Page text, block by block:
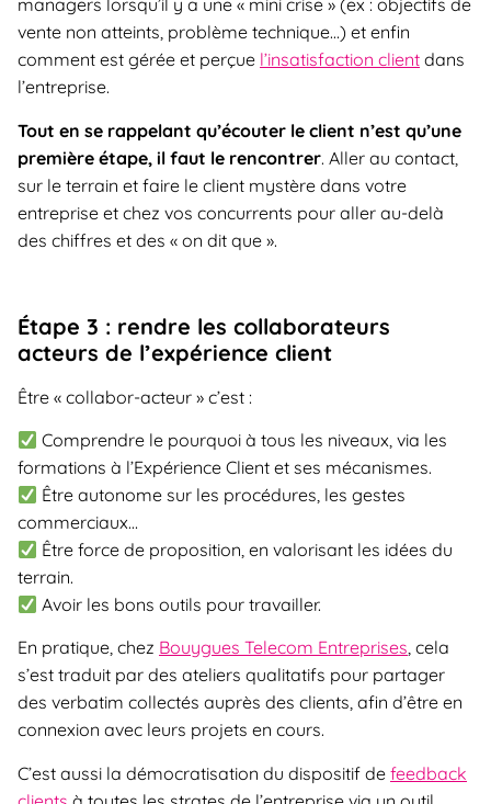
managers lorsqu’il y a une « mini crise » (ex : objectifs de
vente non atteints, problème technique…) et enfin
comment est gérée et perçue l’insatisfaction client dans
l’entreprise.
Tout en se rappelant qu’écouter le client n’est qu’une
première étape, il faut le rencontrer. Aller au contact,
sur le terrain et faire le client mystère dans votre
entreprise et chez vos concurrents pour aller au-delà
des chiffres et des « on dit que ».
Étape 3 : rendre les collaborateurs
acteurs de l’expérience client
Être « collabor-acteur » c’est :
Comprendre le pourquoi à tous les niveaux, via les
formations à l’Expérience Client et ses mécanismes.
Être autonome sur les procédures, les gestes
commerciaux…
Être force de proposition, en valorisant les idées du
terrain.
Avoir les bons outils pour travailler.
En pratique, chez Bouygues Telecom Entreprises, cela
s’est traduit par des ateliers qualitatifs pour partager
des verbatim collectés auprès des clients, afin d’être en
connexion avec leurs projets en cours.
C’est aussi la démocratisation du dispositif de feedback